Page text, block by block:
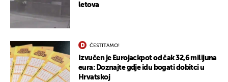
letova
ČESTITAMO!
Izvučen je Eurojackpot od čak 32,6 milijuna
eura: Doznajte gdje idu bogati dobitci u
Hrvatskoj